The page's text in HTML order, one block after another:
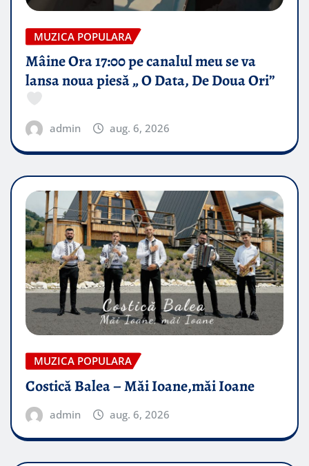
MUZICA POPULARA
Mâine Ora 17:00 pe canalul meu se va
lansa noua piesă „ O Data, De Doua Ori”
admin aug. 6, 2026
MUZICA POPULARA
Costică Balea – Măi Ioane,măi Ioane
admin aug. 6, 2026